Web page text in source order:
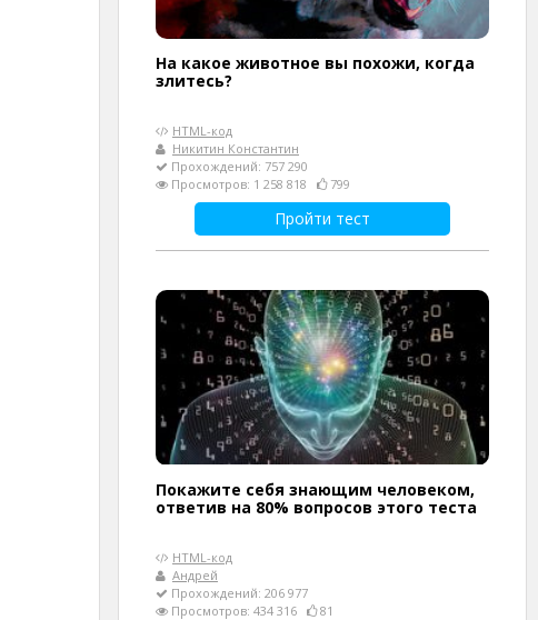
На какое животное вы похожи, когда
злитесь?
HTML-код
Никитин Константин
Прохождений: 757 290
Просмотров: 1 258 818
799
Пройти тест
Покажите себя знающим человеком,
ответив на 80% вопросов этого теста
HTML-код
Андрей
Прохождений: 206 977
Просмотров: 434 316
81